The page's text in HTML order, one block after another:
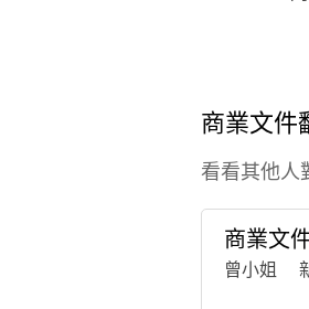
商業文件
看看其他人
商業文
曾小姐